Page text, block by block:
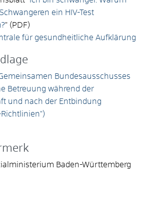
ein HIV-Test
" (PDF)
für gesundheitliche Aufklärung
Bundesausschusses
Betreuung während der
und nach der Entbindung
Baden-Württemberg